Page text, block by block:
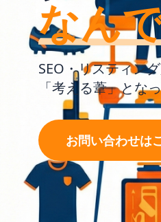
なん
SEO・リスティン
「考える葦」とな
お問い合わせは